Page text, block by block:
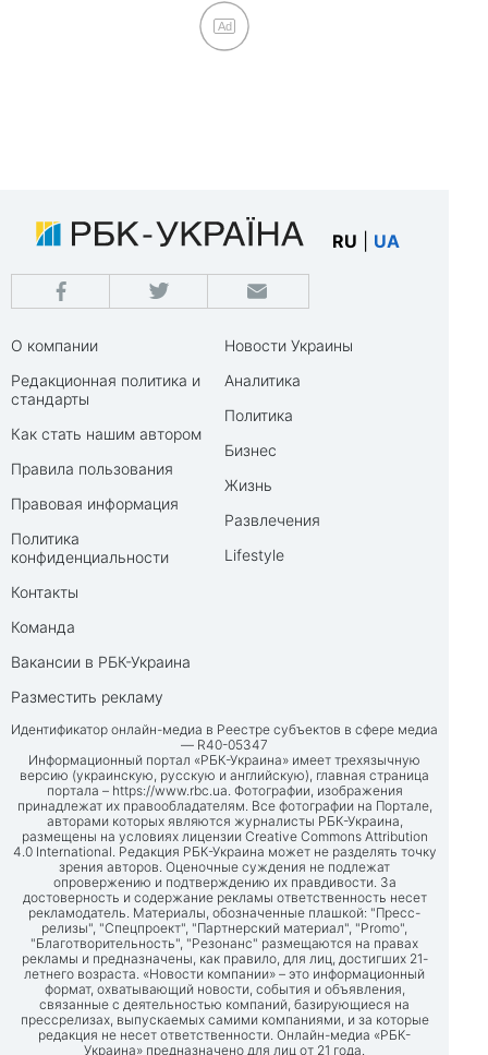
Ad
RU UA
О компании
Редакционная политика и
стандарты
Как стать нашим автором
Правила пользования
Правовая информация
Политика
конфиденциальности
Контакты
Команда
Вакансии в РБК-Украина
Разместить рекламу
Новости Украины
Аналитика
Политика
Бизнес
Жизнь
Развлечения
Lifestyle
Идентификатор онлайн-медиа в Реестре субъектов в сфере медиа
— R40-05347
Информационный портал «РБК-Украина» имеет трехязычную
версию (украинскую, русскую и английскую), главная страница
портала – https://www.rbc.ua. Фотографии, изображения
принадлежат их правообладателям. Все фотографии на Портале,
авторами которых являются журналисты РБК-Украина,
размещены на условиях лицензии Creative Commons Attribution
4.0 International. Редакция РБК-Украина может не разделять точку
зрения авторов. Оценочные суждения не подлежат
опровержению и подтверждению их правдивости. За
достоверность и содержание рекламы ответственность несет
рекламодатель. Материалы, обозначенные плашкой: "Пресс-
релизы", "Спецпроект", "Партнерский материал", "Promo",
"Благотворительность", "Резонанс" размещаются на правах
рекламы и предназначены, как правило, для лиц, достигших 21-
летнего возраста. «Новости компании» – это информационный
формат, охватывающий новости, события и объявления,
связанные с деятельностью компаний, базирующиеся на
прессрелизах, выпускаемых самими компаниями, и за которые
редакция не несет ответственности. Онлайн-медиа «РБК-
Украина» предназначено для лиц от 21 года.